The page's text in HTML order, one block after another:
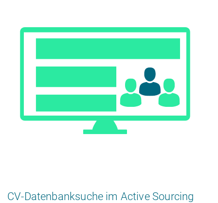
CV-Datenbanksuche im Active Sourcing